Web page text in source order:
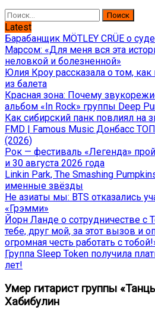
Найти:
Latest
Барабанщик MÖTLEY CRÜE о
Марсом: «Для меня вся эта
неловкой и болезненной»
Юлия Кроу рассказала о том,
из балета
Красная зона: Почему
альбом «In Rock» группы Deep
Как сибирский панк повлиял на
FMD | Famous Music Донбасс
(2026)
Рок — фестиваль «Легенда»
и 30 августа 2026 года
Linkin Park, The Smashing
именные звёзды
Не азиаты мы: BTS отказались
«Грэмми»
Йорн Ланде о сотрудничестве с
тебе, друг мой, за этот вызов и
огромная честь работать с
Группа Sleep Token получила
лет!
Умер гитарист группы
Хабибулин